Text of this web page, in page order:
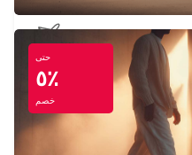
RONNEBY AIRPORT
RONNEBY - SWEDEN
حتى
٥٪
خصم